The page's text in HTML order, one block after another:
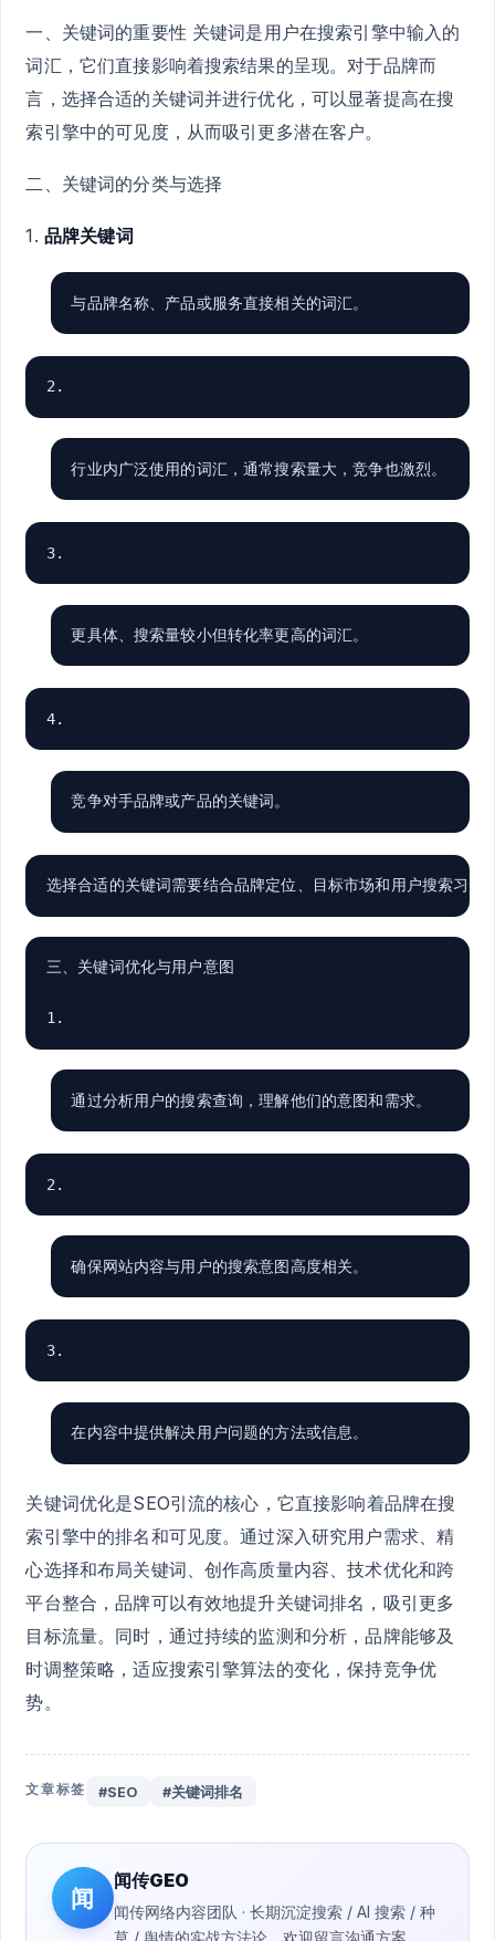
一、关键词的重要性 关键词是用户在搜索引擎中输入的
词汇，它们直接影响着搜索结果的呈现。对于品牌而
言，选择合适的关键词并进行优化，可以显著提高在搜
索引擎中的可见度，从而吸引更多潜在客户。
二、关键词的分类与选择
1. 品牌关键词
与品牌名称、产品或服务直接相关的词汇。
2.
行业内广泛使用的词汇，通常搜索量大，竞争也激烈。
3.
更具体、搜索量较小但转化率更高的词汇。
4.
竞争对手品牌或产品的关键词。
选择合适的关键词需要结合品牌定位、目标市场和用户搜索习惯
三、关键词优化与用户意图
1.
通过分析用户的搜索查询，理解他们的意图和需求。
2.
确保网站内容与用户的搜索意图高度相关。
3.
在内容中提供解决用户问题的方法或信息。
关键词优化是SEO引流的核心，它直接影响着品牌在搜
索引擎中的排名和可见度。通过深入研究用户需求、精
心选择和布局关键词、创作高质量内容、技术优化和跨
平台整合，品牌可以有效地提升关键词排名，吸引更多
目标流量。同时，通过持续的监测和分析，品牌能够及
时调整策略，适应搜索引擎算法的变化，保持竞争优
势。
文章标签 #SEO #关键词排名
闻
闻传GEO
闻传网络内容团队 · 长期沉淀搜索 / AI 搜索 / 种
草 / 舆情的实战方法论，欢迎留言沟通方案。